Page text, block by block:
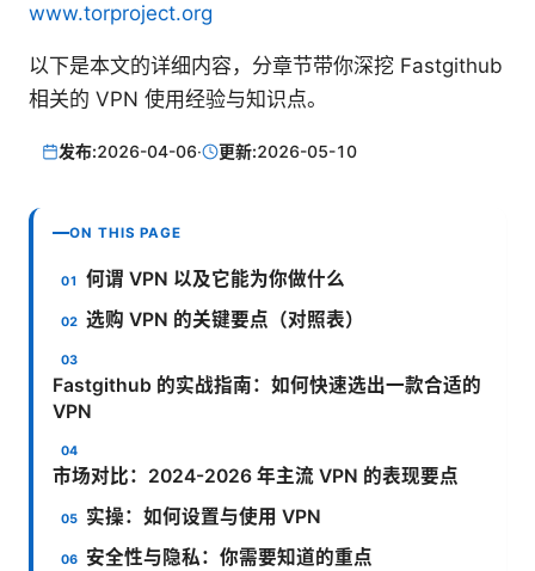
www.torproject.org
以下是本文的详细内容，分章节带你深挖 Fastgithub
相关的 VPN 使用经验与知识点。
发布:2026-04-06· 更新:2026-05-10
ON THIS PAGE
何谓 VPN 以及它能为你做什么
选购 VPN 的关键要点（对照表）
Fastgithub 的实战指南：如何快速选出一款合适的
VPN
市场对比：2024-2026 年主流 VPN 的表现要点
实操：如何设置与使用 VPN
安全性与隐私：你需要知道的重点